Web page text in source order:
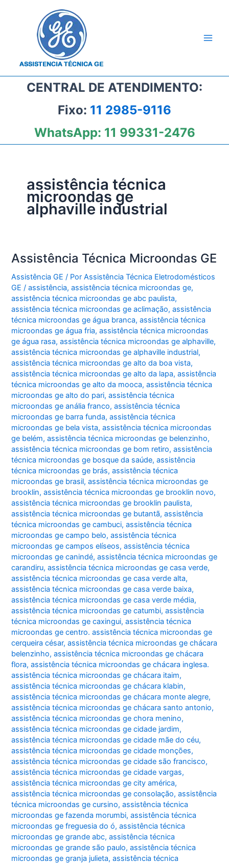
CENTRAL DE ATENDIMENTO:
Fixo: 11 2985-9116
WhatsApp: 11 99331-2476
assistência técnica
microondas ge
alphaville industrial
Assistência Técnica Microondas GE
Assistência GE / PorAssistência Técnica Eletrodomésticos
GE/assistência,assistência técnica microondas ge,
assistência técnica microondas ge abc paulista,
assistência técnica microondas ge aclimação,assistência
técnica microondas ge água branca,assistência técnica
microondas ge água fria,assistência técnica microondas
ge água rasa,assistência técnica microondas ge alphaville,
assistência técnica microondas ge alphaville industrial,
assistência técnica microondas ge alto da boa vista,
assistência técnica microondas ge alto da lapa,assistência
técnica microondas ge alto da mooca,assistência técnica
microondas ge alto do pari,assistência técnica
microondas ge anália franco,assistência técnica
microondas ge barra funda,assistência técnica
microondas ge bela vista,assistência técnica microondas
ge belém,assistência técnica microondas ge belenzinho,
assistência técnica microondas ge bom retiro,assistência
técnica microondas ge bosque da saúde,assistência
técnica microondas ge brás,assistência técnica
microondas ge brasil,assistência técnica microondas ge
brooklin,assistência técnica microondas ge brooklin novo,
assistência técnica microondas ge brooklin paulista,
assistência técnica microondas ge butantã,assistência
técnica microondas ge cambuci,assistência técnica
microondas ge campo belo,assistência técnica
microondas ge campos elíseos,assistência técnica
microondas ge canindé,assistência técnica microondas ge
carandiru,assistência técnica microondas ge casa verde,
assistência técnica microondas ge casa verde alta,
assistência técnica microondas ge casa verde baixa,
assistência técnica microondas ge casa verde média,
assistência técnica microondas ge catumbi,assistência
técnica microondas ge caxingui,assistência técnica
microondas ge centro. assistência técnica microondas ge
cerqueira césar,assistência técnica microondas ge chácara
belenzinho,assistência técnica microondas ge chácara
flora,assistência técnica microondas ge chácara inglesa.
assistência técnica microondas ge chácara itaim,
assistência técnica microondas ge chácara klabin,
assistência técnica microondas ge chácara monte alegre,
assistência técnica microondas ge chácara santo antonio,
assistência técnica microondas ge chora menino,
assistência técnica microondas ge cidade jardim,
assistência técnica microondas ge cidade mãe do céu,
assistência técnica microondas ge cidade monções,
assistência técnica microondas ge cidade são francisco,
assistência técnica microondas ge cidade vargas,
assistência técnica microondas ge city américa,
assistência técnica microondas ge consolação,assistência
técnica microondas ge cursino,assistência técnica
microondas ge fazenda morumbi,assistência técnica
microondas ge freguesia do ó,assistência técnica
microondas ge grande abc,assistência técnica
microondas ge grande são paulo,assistência técnica
microondas ge granja julieta,assistência técnica